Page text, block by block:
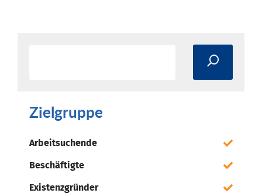
Zielgruppe
Arbeitsuchende
Beschäftigte
Existenzgründer